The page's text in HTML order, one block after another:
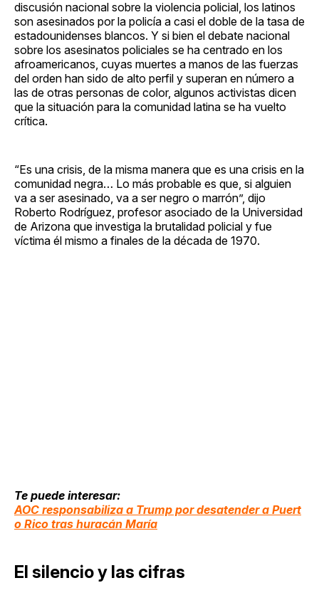
discusión nacional sobre la violencia policial, los latinos
son asesinados por la policía a casi el doble de la tasa de
estadounidenses blancos. Y si bien el debate nacional
sobre los asesinatos policiales se ha centrado en los
afroamericanos, cuyas muertes a manos de las fuerzas
del orden han sido de alto perfil y superan en número a
las de otras personas de color, algunos activistas dicen
que la situación para la comunidad latina se ha vuelto
crítica.
“Es una crisis, de la misma manera que es una crisis en la
comunidad negra… Lo más probable es que, si alguien
va a ser asesinado, va a ser negro o marrón”, dijo
Roberto Rodríguez, profesor asociado de la Universidad
de Arizona que investiga la brutalidad policial y fue
víctima él mismo a finales de la década de 1970.
Te puede interesar:
AOC responsabiliza a Trump por desatender a Puert
o Rico tras huracán María
El silencio y las cifras